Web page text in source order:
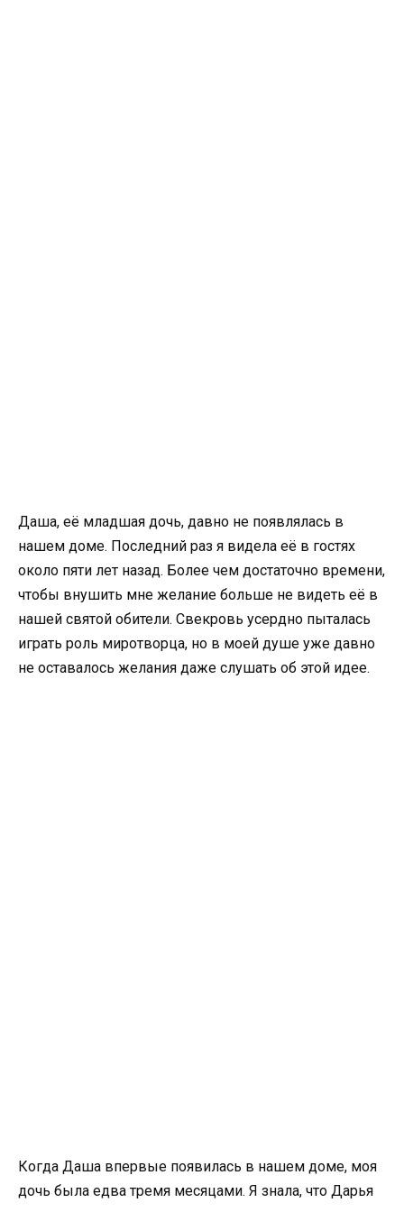
Даша, её младшая дочь, давно не появлялась в
нашем доме. Последний раз я видела её в гостях
около пяти лет назад. Более чем достаточно времени,
чтобы внушить мне желание больше не видеть её в
нашей святой обители. Свекровь усердно пыталась
играть роль миротворца, но в моей душе уже давно
не оставалось желания даже слушать об этой идее.
Когда Даша впервые появилась в нашем доме, моя
дочь была едва тремя месяцами. Я знала, что Дарья